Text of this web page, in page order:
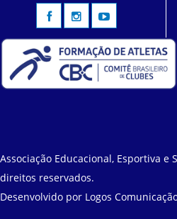
Associação Educacional, Esportiva e
direitos reservados.
Desenvolvido por Logos